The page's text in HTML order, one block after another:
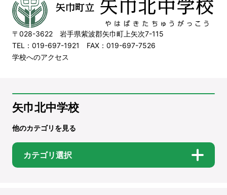
〒028-3622 岩手県紫波郡矢巾町上矢次7-115
TEL：019-697-1921 FAX：019-697-7526
学校へのアクセス
矢巾北中学校
他のカテゴリを見る
カテゴリ選択